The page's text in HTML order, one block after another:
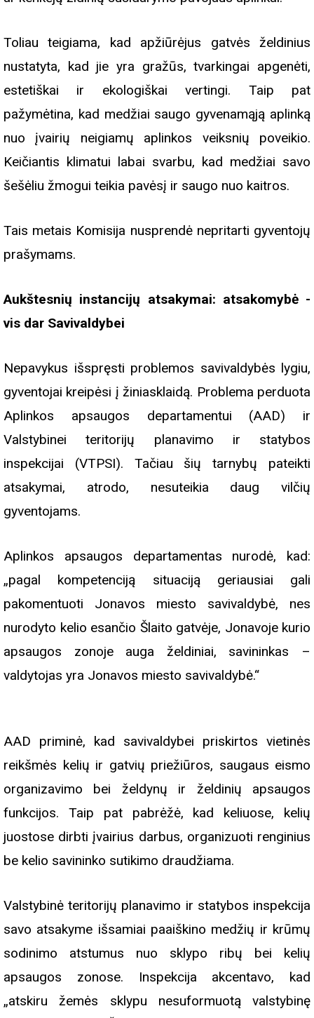
Toliau teigiama, kad apžiūrėjus gatvės želdinius
nustatyta, kad jie yra gražūs, tvarkingai apgenėti,
estetiškai ir ekologiškai vertingi. Taip pat
pažymėtina, kad medžiai saugo gyvenamąją aplinką
nuo įvairių neigiamų aplinkos veiksnių poveikio.
Keičiantis klimatui labai svarbu, kad medžiai savo
šešėliu žmogui teikia pavėsį ir saugo nuo kaitros.
Tais metais Komisija nusprendė nepritarti gyventojų
prašymams.
Aukštesnių instancijų atsakymai: atsakomybė -
vis dar Savivaldybei
Nepavykus išspręsti problemos savivaldybės lygiu,
gyventojai kreipėsi į žiniasklaidą. Problema perduota
Aplinkos apsaugos departamentui (AAD) ir
Valstybinei teritorijų planavimo ir statybos
inspekcijai (VTPSI). Tačiau šių tarnybų pateikti
atsakymai, atrodo, nesuteikia daug vilčių
gyventojams.
Aplinkos apsaugos departamentas nurodė, kad:
„pagal kompetenciją situaciją geriausiai gali
pakomentuoti Jonavos miesto savivaldybė, nes
nurodyto kelio esančio Šlaito gatvėje, Jonavoje kurio
apsaugos zonoje auga želdiniai, savininkas –
valdytojas yra Jonavos miesto savivaldybė.“
AAD priminė, kad savivaldybei priskirtos vietinės
reikšmės kelių ir gatvių priežiūros, saugaus eismo
organizavimo bei želdynų ir želdinių apsaugos
funkcijos. Taip pat pabrėžė, kad keliuose, kelių
juostose dirbti įvairius darbus, organizuoti renginius
be kelio savininko sutikimo draudžiama.
Valstybinė teritorijų planavimo ir statybos inspekcija
savo atsakyme išsamiai paaiškino medžių ir krūmų
sodinimo atstumus nuo sklypo ribų bei kelių
apsaugos zonose. Inspekcija akcentavo, kad
„atskiru žemės sklypu nesuformuotą valstybinę